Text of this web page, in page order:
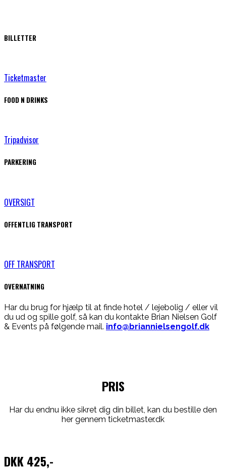
BILLETTER
Ticketmaster
FOOD N DRINKS
Tripadvisor
PARKERING
OVERSIGT
OFFENTLIG TRANSPORT
OFF TRANSPORT
OVERNATNING
Har du brug for hjælp til at finde hotel / lejebolig / eller vil
du ud og spille golf, så kan du kontakte Brian Nielsen Golf
& Events på følgende mail. info@briannielsengolf.dk
PRIS
Har du endnu ikke sikret dig din billet, kan du bestille den
her gennem ticketmaster.dk
DKK 425,-